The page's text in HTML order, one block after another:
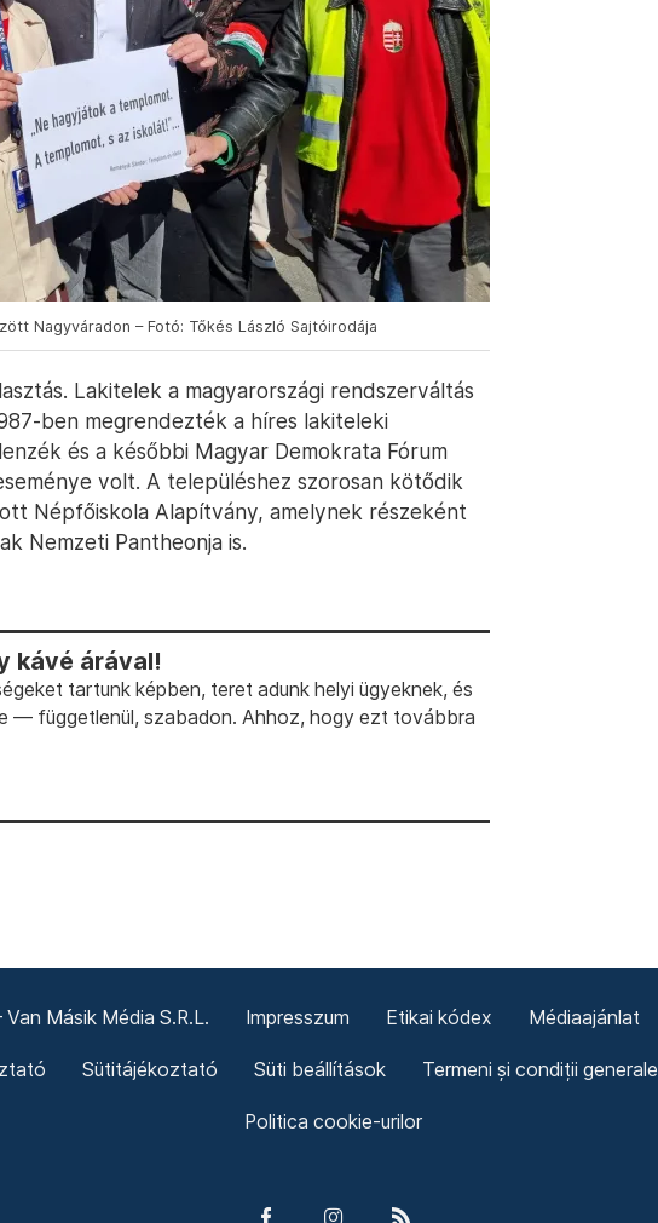
Nagyváradon – Fotó: Tőkés László Sajtóirodája
Lakitelek a magyarországi rendszerváltás
ben megrendezték a híres lakiteleki
és a későbbi Magyar Demokrata Fórum
volt. A településhez szorosan kötődik
Népfőiskola Alapítvány, amelynek részeként
Nemzeti Pantheonja is.
kávé árával!
tartunk képben, teret adunk helyi ügyeknek, és
— függetlenül, szabadon. Ahhoz, hogy ezt továbbra
Másik Média S.R.L. Impresszum Etikai kódex Médiaajánlat
Sütitájékoztató Süti beállítások Termeni și condiții generale
Politica cookie-urilor